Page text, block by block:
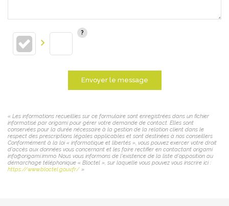
Envoyer le message
« Les informations recueillies sur ce formulaire sont enregistrées dans un fichier
informatisé par origami pour gérer votre demande de contact. Elles sont
conservées pour la durée nécessaire à la gestion de la relation client dans le
respect des prescriptions légales applicables et sont destinées à nos conseillers
Conformément à la loi « informatique et libertés », vous pouvez exercer votre droit
d'accès aux données vous concernant et les faire rectifier en contactant origami
info@origami.immo. Nous vous informons de l'existence de la liste d'opposition au
démarchage téléphonique « Bloctel », sur laquelle vous pouvez vous inscrire ici :
https://www.bloctel.gouv.fr/ »